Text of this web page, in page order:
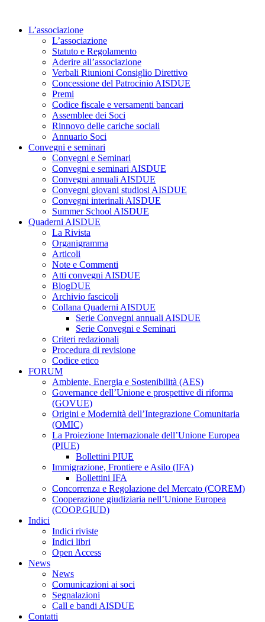
contenutoL’associazione
L’associazione
Statuto e Regolamento
Aderire all’associazione
Verbali Riunioni Consiglio Direttivo
Concessione del Patrocinio AISDUE
Premi
Codice fiscale e versamenti bancari
Assemblee dei Soci
Rinnovo delle cariche sociali
Annuario Soci
Convegni e seminari
Convegni e Seminari
Convegni e seminari AISDUE
Convegni annuali AISDUE
Convegni giovani studiosi AISDUE
Convegni interinali AISDUE
Summer School AISDUE
Quaderni AISDUE
La Rivista
Organigramma
Articoli
Note e Commenti
Atti convegni AISDUE
BlogDUE
Archivio fascicoli
Collana Quaderni AISDUE
Serie Convegni annuali AISDUE
Serie Convegni e Seminari
Criteri redazionali
Procedura di revisione
Codice etico
FORUM
Ambiente, Energia e Sostenibilità (AES)
Governance dell’Unione e prospettive di riforma
(GOVUE)
Origini e Modernità dell’Integrazione Comunitaria
(OMIC)
La Proiezione Internazionale dell’Unione Europea
(PIUE)
Bollettini PIUE
Immigrazione, Frontiere e Asilo (IFA)
Bollettini IFA
Concorrenza e Regolazione del Mercato (COREM)
Cooperazione giudiziaria nell’Unione Europea
(COOP.GIUD)
Indici
Indici riviste
Indici libri
Open Access
News
News
Comunicazioni ai soci
Segnalazioni
Call e bandi AISDUE
Contatti